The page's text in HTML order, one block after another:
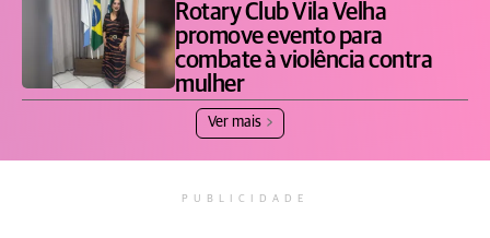
Rotary Club Vila Velha
promove evento para
combate à violência contra
mulher
Ver mais
PUBLICIDADE